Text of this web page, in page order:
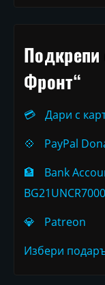
Подкрепи
Фронт“
💳
Дари с
💠
PayPal
🏦
Bank
💎
Patreon
Избери